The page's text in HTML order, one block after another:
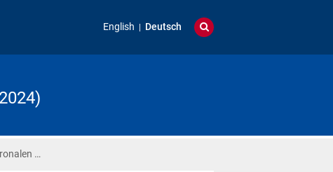
English Deutsch
…